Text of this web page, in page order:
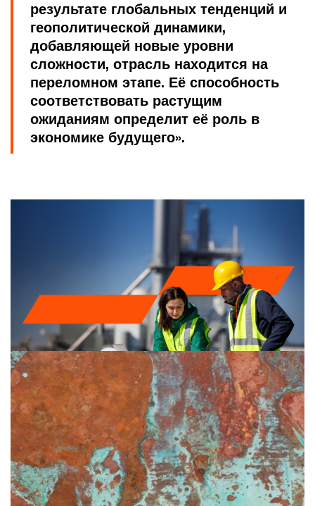
результате глобальных тенденций и
геополитической динамики,
добавляющей новые уровни
сложности, отрасль находится на
переломном этапе. Её способность
соответствовать растущим
ожиданиям определит её роль в
экономике будущего».
Mine 2025
Сосредотачиваясь на будущем